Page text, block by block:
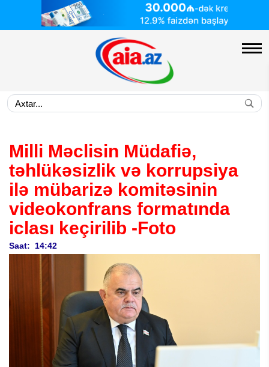
Milli Məclisin Müdafiə,
təhlükəsizlik və korrupsiya
ilə mübarizə komitəsinin
videokonfrans formatında
iclası keçirilib -Foto
Saat: 14:42